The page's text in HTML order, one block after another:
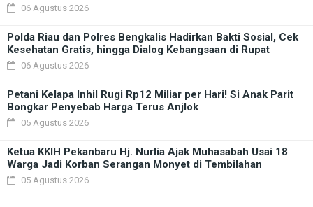
06 Agustus 2026
Polda Riau dan Polres Bengkalis Hadirkan Bakti Sosial, Cek
Kesehatan Gratis, hingga Dialog Kebangsaan di Rupat
06 Agustus 2026
Petani Kelapa Inhil Rugi Rp12 Miliar per Hari! Si Anak Parit
Bongkar Penyebab Harga Terus Anjlok
05 Agustus 2026
Ketua KKIH Pekanbaru Hj. Nurlia Ajak Muhasabah Usai 18
Warga Jadi Korban Serangan Monyet di Tembilahan
05 Agustus 2026